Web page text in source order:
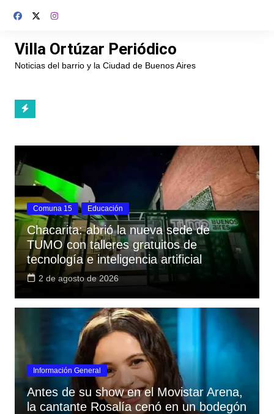
Villa Ortúzar Periódico
Noticias del barrio y la Ciudad de Buenos Aires
Comuna 15 Educación
Chacarita: abrió la nueva sede de
TUMO con talleres gratuitos de
tecnología e inteligencia artificial
2 de agosto de 2026
Información General
Antes de su show en el Movistar Arena,
la cantante Rosalía cenó en un bodegón